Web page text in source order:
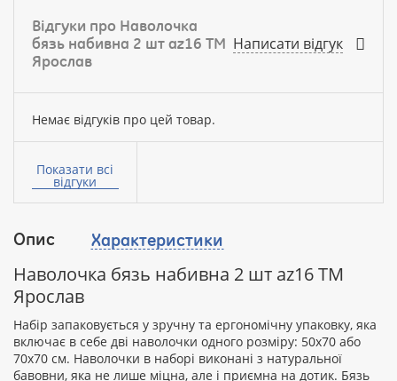
Опис Характеристики
Наволочка бязь набивна 2 шт az16 ТМ
Ярослав
Набір запаковується у зручну та ергономічну упаковку, яка
включає в себе дві наволочки одного розміру: 50х70 або
70х70 см. Наволочки в наборі виконані з натуральної
бавовни, яка не лише міцна, але і приємна на дотик. Бязь
Відгуки про Наволочка
бязь набивна 2 шт az16 ТМ
Ярослав
Написати відгук
Немає відгуків про цей товар.
Ваше
ім’я:
Ваш
Рейтинг:
Показати всі
відгуки